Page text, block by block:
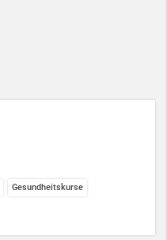
Gesundheitskurse